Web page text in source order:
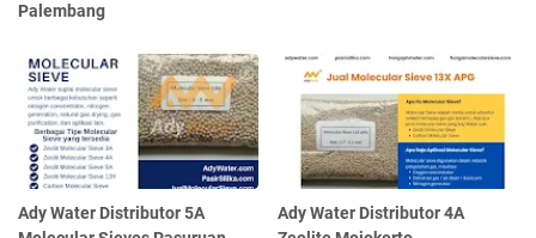
Palembang
Ady Water Distributor 5A
Ady Water Distributor 4A